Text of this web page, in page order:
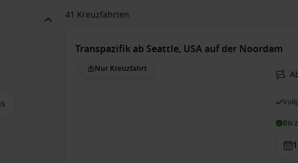
41 Kreuzfahrten
Transpazifik ab Seattle, USA auf der Noordam
Nur Kreuzfahrt
Bis